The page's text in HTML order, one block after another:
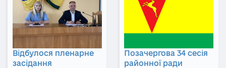
Відбулося пленарне
засідання
Позачергова 34 сесія
районної ради